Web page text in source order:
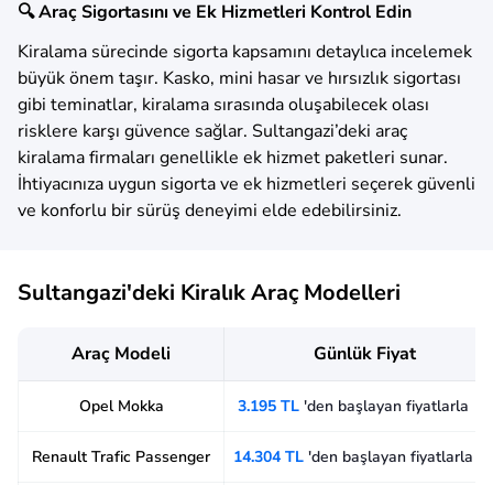
🔍 Araç Sigortasını ve Ek Hizmetleri Kontrol Edin
Kiralama sürecinde sigorta kapsamını detaylıca incelemek
büyük önem taşır. Kasko, mini hasar ve hırsızlık sigortası
gibi teminatlar, kiralama sırasında oluşabilecek olası
risklere karşı güvence sağlar. Sultangazi’deki araç
kiralama firmaları genellikle ek hizmet paketleri sunar.
İhtiyacınıza uygun sigorta ve ek hizmetleri seçerek güvenli
ve konforlu bir sürüş deneyimi elde edebilirsiniz.
Sultangazi'deki Kiralık Araç Modelleri
Araç Modeli Günlük Fiyat
Opel Mokka 3.195 TL'den başlayan fiyatlarla
Renault Trafic Passenger 14.304 TL'den başlayan fiyatlarla